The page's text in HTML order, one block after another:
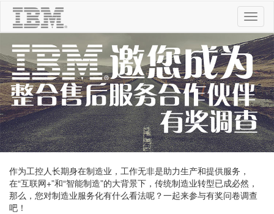
切
换
导
航
作为工控人长期身在制造业，工作无非是助力生产和提供服务，
在“互联网+”和“智能制造”的大背景下，传统制造业转型已成必然，
那么，您对制造业服务化有什么看法呢？一起来参与有奖问卷调查
吧！